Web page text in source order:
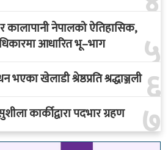
५
कालापानी नेपालको ऐतिहासिक,
आधारित भू–भाग
६
खेलाडी श्रेष्ठप्रति श्रद्धाञ्जली
७
कार्कीद्वारा पदभार ग्रहण